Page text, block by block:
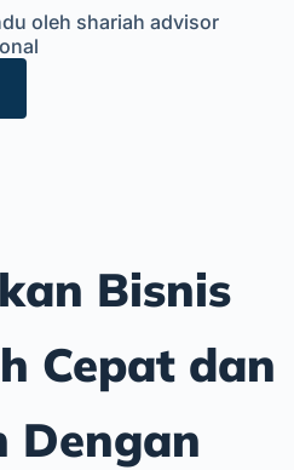
oleh shariah advisor
Bisnis
Cepat dan
Dengan